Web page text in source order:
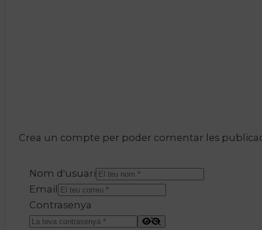
Crea un compte per poder comentar les
Nom d'usuari
Email
Contrasenya